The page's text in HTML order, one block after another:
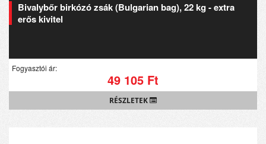
Bivalybőr birkózó zsák (Bulgarian bag), 22 kg - extra
erős kivitel
Fogyasztói ár:
49 105 Ft
RÉSZLETEK